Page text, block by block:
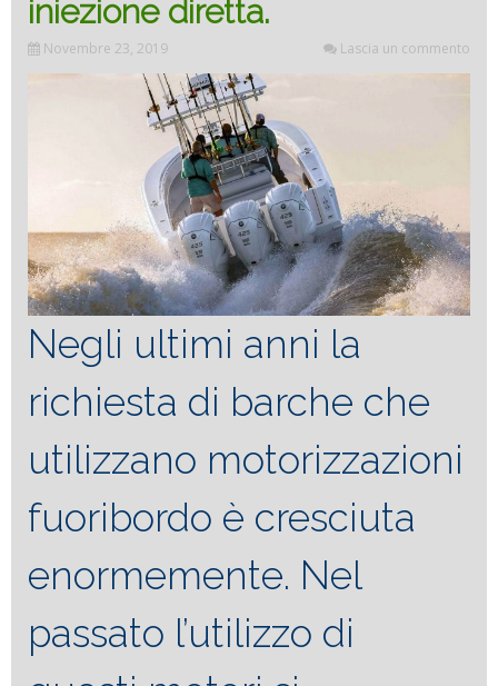
iniezione diretta.
Novembre 23, 2019 Lascia un commento
Negli ultimi anni la
richiesta di barche che
utilizzano motorizzazioni
fuoribordo è cresciuta
enormemente. Nel
passato l’utilizzo di